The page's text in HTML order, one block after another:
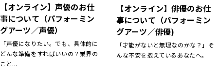
【オンライン】声優のお仕
事について（パフォーミン
グアーツ／声優）
「声優になりたい。でも、具体的に
どんな準備をすればいいの？業界の
こと...
【オンライン】俳優のお仕
事について（パフォーミン
グアーツ／俳優)
「才能がないと無理なのかな？」そ
んな不安を抱えているあなたへ。